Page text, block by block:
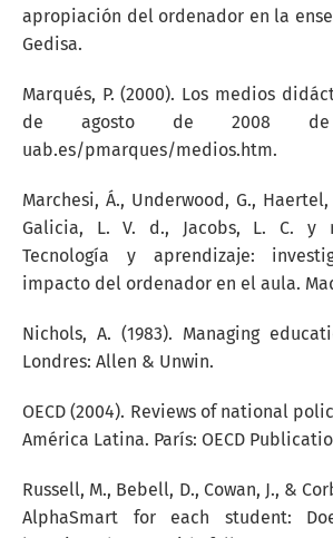
apropiación del ordenador en la
Gedisa.
Marqués, P. (2000). Los medios
de agosto de 2008 de
uab.es/pmarques/medios.htm.
Marchesi, Á., Underwood, G.,
Galicia, L. V. d., Jacobs, L. C. y
Tecnología y aprendizaje:
impacto del ordenador en el aula.
Nichols, A. (1983). Managing
Londres: Allen & Unwin.
OECD (2004). Reviews of national
América Latina. París: OECD
Russell, M., Bebell, D., Cowan, J., &
AlphaSmart for each student: